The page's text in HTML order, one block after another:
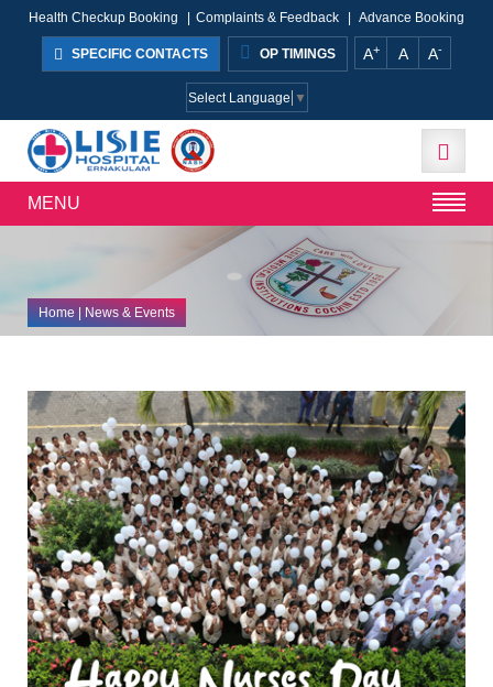
Health Checkup Booking Complaints & Feedback Advance Booking
SPECIFIC CONTACTS OP TIMINGS A+ A A-
Select Language ▼
MENU
Home| News & Events